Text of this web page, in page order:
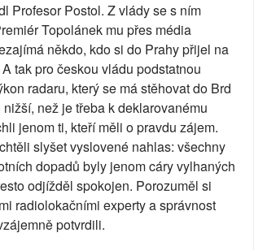
Profesor Postol. Z vlády se s ním
Topolánek mu přes média
někdo, kdo si do Prahy přijel na
tak pro českou vládu podstatnou
radaru, který se má stěhovat do Brd
než je třeba k deklarovanému
jenom ti, kteří měli o pravdu zájem.
slyšet vyslovené nahlas: všechny
dopadů byly jenom cáry vylhaných
odjížděl spokojen. Porozuměl si
radiolokačními experty a správnost
potvrdili.